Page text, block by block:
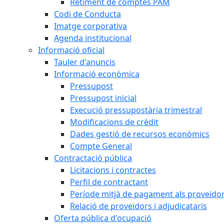
Codi de Conducta
Imatge corporativa
Agenda institucional
Informació oficial
Tauler d'anuncis
Informació econòmica
Pressupost
Pressupost inicial
Execució pressupostària trimestral
Modificacions de crèdit
Dades gestió de recursos econòmics
Compte General
Contractació pública
Licitacions i contractes
Perfil de contractant
Període mitjà de pagament als
Relació de proveïdors i adjudicataris
Oferta pública d'ocupació